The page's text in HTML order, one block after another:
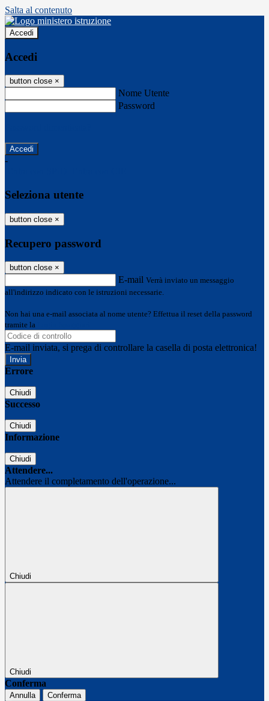
Salta al contenuto
Accedi
Accedi
button close ×
Nome Utente
Password
-
Seleziona utente
button close ×
Recupero password
button close ×
E-mail Verrà inviato un messaggio
all'indirizzo indicato con le istruzioni necessarie.
Non hai una e-mail associata al nome utente? Effettua il reset della password
tramite la
E-mail inviata, si prega di controllare la casella di posta elettronica!
Errore
Chiudi
Successo
Chiudi
Informazione
Chiudi
Attendere...
Attendere il completamento dell'operazione...
Chiudi
Chiudi
Conferma
Annulla Conferma